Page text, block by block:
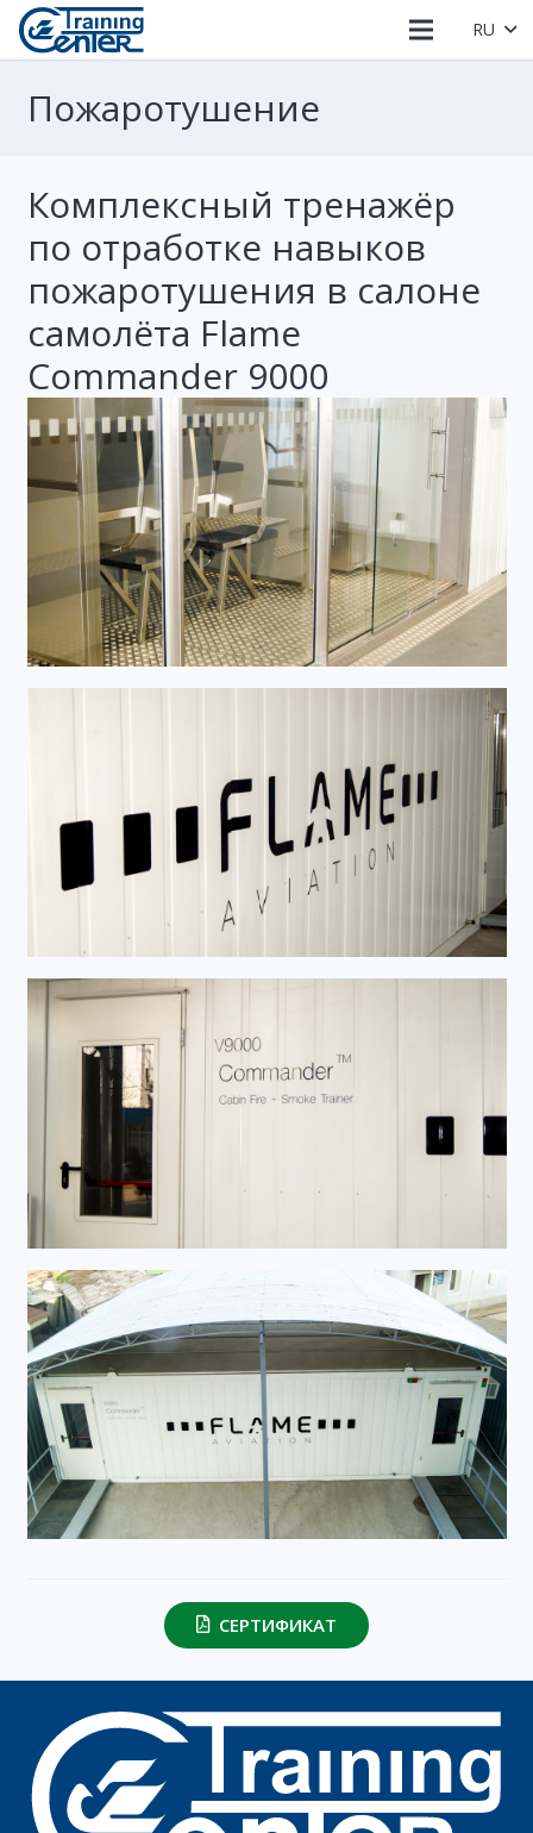
RU
Пожаротушение
Комплексный тренажёр
по отработке навыков
пожаротушения в салоне
самолёта Flame
Commander 9000
СЕРТИФИКАТ